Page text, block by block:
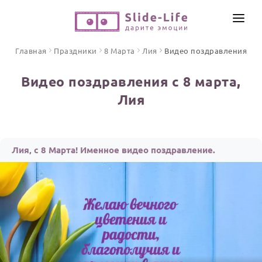
Открытки
Стихи и тексты
ПРАЗДНИКИ
С Днем рождения
Юбилей
ИНСТРУМЕНТЫ
ОТЗЫВЫ
Главная Праздники 8 Марта Лия Видео поздравления
Видео поздравления с 8 марта,
Лия
Лия, с 8 Марта! Именное видео поздравление.